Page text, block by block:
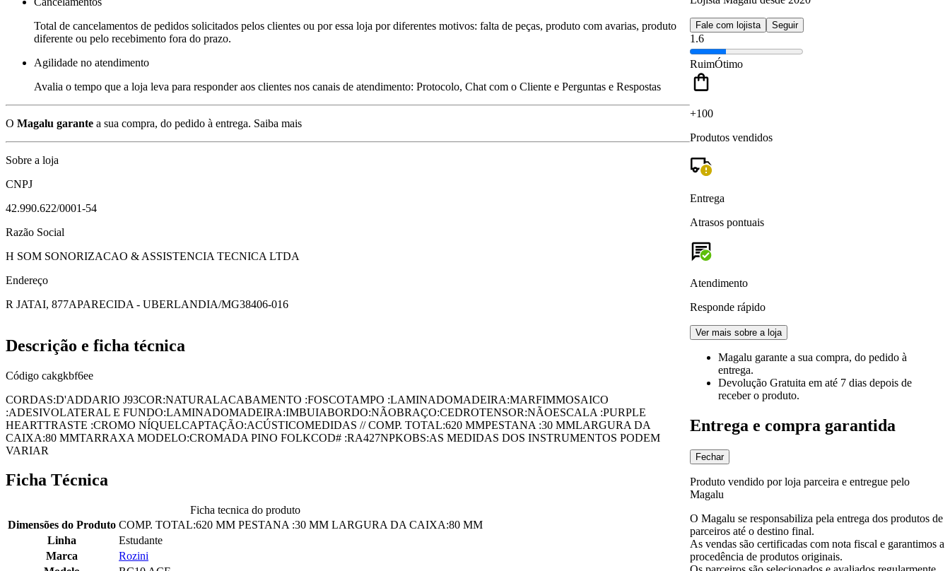
Total de cancelamentos de pedidos solicitados pelos clientes ou por essa loja por diferentes motivos: falta de peças, produto com avarias, produto
diferente ou pelo recebimento fora do prazo.
Agilidade no atendimento
Avalia o tempo que a loja leva para responder aos clientes nos canais de atendimento: Protocolo, Chat com o Cliente e Perguntas e Respostas
O Magalu garante a sua compra, do pedido à entrega. Saiba mais
Sobre a loja
CNPJ
42.990.622/0001-54
Razão Social
H SOM SONORIZACAO & ASSISTENCIA TECNICA LTDA
Endereço
R JATAI, 877APARECIDA - UBERLANDIA/MG38406-016
Fale com lojista Seguir
1.6
RuimÓtimo
+100
Produtos vendidos
Entrega
Atrasos pontuais
Atendimento
Responde rápido
Ver mais sobre a loja
Magalu garante a sua compra, do pedido à
entrega.
Devolução Gratuita em até 7 dias depois de
receber o produto.
Entrega e compra garantida
Fechar
Produto vendido por loja parceira e entregue pelo
Magalu
O Magalu se responsabiliza pela entrega dos produtos de
parceiros até o destino final.
As vendas são certificadas com nota fiscal e garantimos a
procedência de produtos originais.
Descrição e ficha técnica
Código cakgkbf6ee
CORDAS:D'ADDARIO J93COR:NATURALACABAMENTO :FOSCOTAMPO :LAMINADOMADEIRA:MARFIMMOSAICO
:ADESIVOLATERAL E FUNDO:LAMINADOMADEIRA:IMBUIABORDO:NÃOBRAÇO:CEDROTENSOR:NÃOESCALA :PURPLE
HEARTTRASTE :CROMO NÍQUELCAPTAÇÃO:ACÚSTICOMEDIDAS // COMP. TOTAL:620 MMPESTANA :30 MMLARGURA DA
CAIXA:80 MMTARRAXA MODELO:CROMADA PINO FOLKCOD# :RA427NPKOBS:AS MEDIDAS DOS INSTRUMENTOS PODEM
VARIAR
Ficha Técnica
Ficha tecnica do produto
Dimensões do Produto COMP. TOTAL:620 MM PESTANA :30 MM LARGURA DA CAIXA:80 MM
Linha
Estudante
Marca
Rozini